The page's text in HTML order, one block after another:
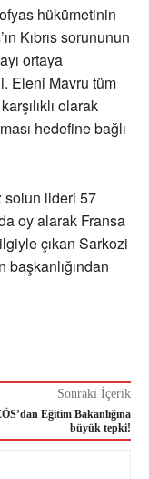
hükümetinin
Kıbrıs sorununun
ortaya
Eleni Mavru tüm
olarak
hedefine bağlı
lideri 57
oy alarak Fransa
çıkan Sarkozi
Sonraki İçerik
Eğitim Bakanlığına
büyük tepki!